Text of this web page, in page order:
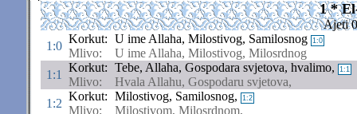
1 *
Ajeti
1:0
Korkut: U ime Allaha, Milostivog, Samilosnog 1:0
Mlivo:
U ime Allaha, Milostivog, Milosrdnog
1:1
Korkut: Tebe, Allaha, Gospodara svjetova, hvalimo, 1:1
Mlivo:
Hvala Allahu, Gospodaru svjetova,
1:2
Korkut: Milostivog, Samilosnog, 1:2
Mlivo:
Milostivom, Milosrdnom,